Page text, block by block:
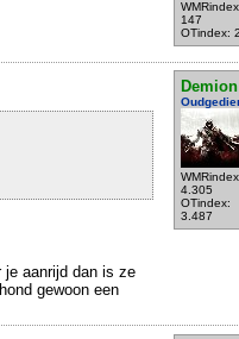
147
OTindex:
Demion
4.305
OTindex:
3.487
aanrijd dan is ze
gewoon een